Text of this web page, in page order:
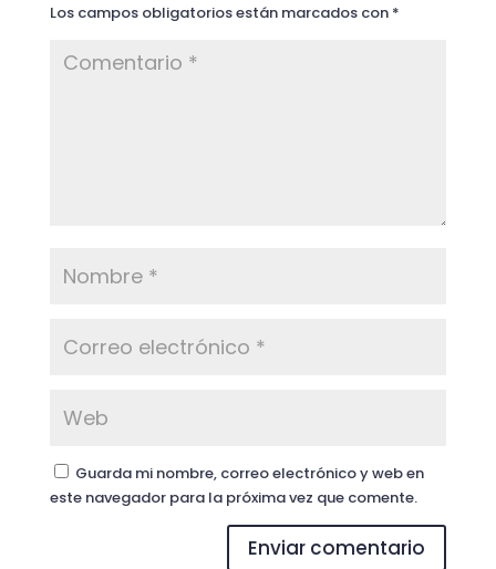
Los campos obligatorios están marcados con *
Guarda mi nombre, correo electrónico y web en
este navegador para la próxima vez que comente.